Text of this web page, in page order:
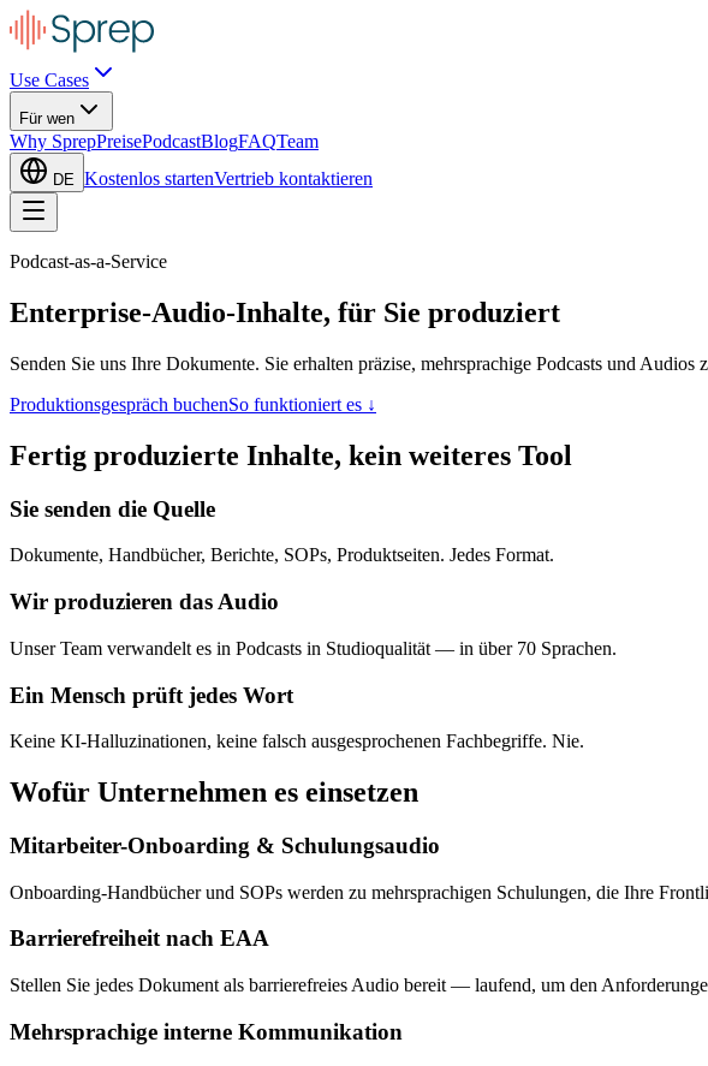
Use Cases
Für wen
Why SprepPreisePodcastBlogFAQTeam
DE Kostenlos startenVertrieb kontaktieren
Podcast-as-a-Service
Enterprise-Audio-Inhalte, für Sie produziert
Senden Sie uns Ihre Dokumente. Sie erhalten präzise, mehrsprachige Podcasts und
Produktionsgespräch buchenSo funktioniert es ↓
Fertig produzierte Inhalte, kein weiteres Tool
Sie senden die Quelle
Dokumente, Handbücher, Berichte, SOPs, Produktseiten. Jedes Format.
Wir produzieren das Audio
Unser Team verwandelt es in Podcasts in Studioqualität — in über 70 Sprachen.
Ein Mensch prüft jedes Wort
Keine KI-Halluzinationen, keine falsch ausgesprochenen Fachbegriffe. Nie.
Wofür Unternehmen es einsetzen
Mitarbeiter-Onboarding & Schulungsaudio
Onboarding-Handbücher und SOPs werden zu mehrsprachigen Schulungen, die Ihre
Barrierefreiheit nach EAA
Stellen Sie jedes Dokument als barrierefreies Audio bereit — laufend, um den
Mehrsprachige interne Kommunikation